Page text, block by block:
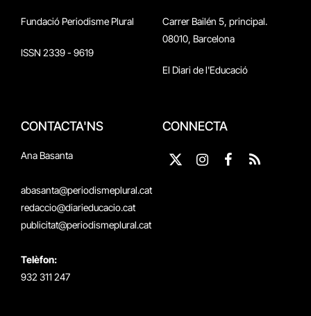
Fundació Periodisme Plural
ISSN 2339 - 9619
Carrer Bailén 5, principal.
08010, Barcelona
El Diari de l'Educació
CONTACTA'NS
Ana Basanta
abasanta@periodismeplural.cat
redaccio@diarieducacio.cat
publicitat@periodismeplural.cat
Telèfon:
932 311 247
CONNECTA
X
Instagram
Facebook
RSS